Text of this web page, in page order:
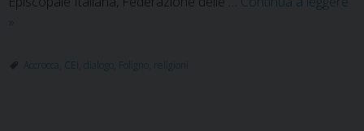
Dialogo
patto
»
Accrocca CEI dialogo Foligno religioni